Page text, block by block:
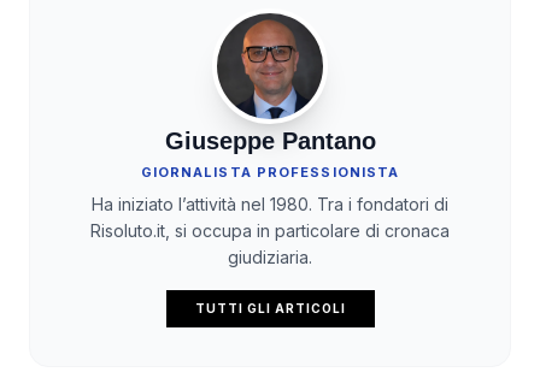
Giuseppe Pantano
GIORNALISTA PROFESSIONISTA
Ha iniziato l’attività nel 1980. Tra i fondatori di
Risoluto.it, si occupa in particolare di cronaca
giudiziaria.
TUTTI GLI ARTICOLI